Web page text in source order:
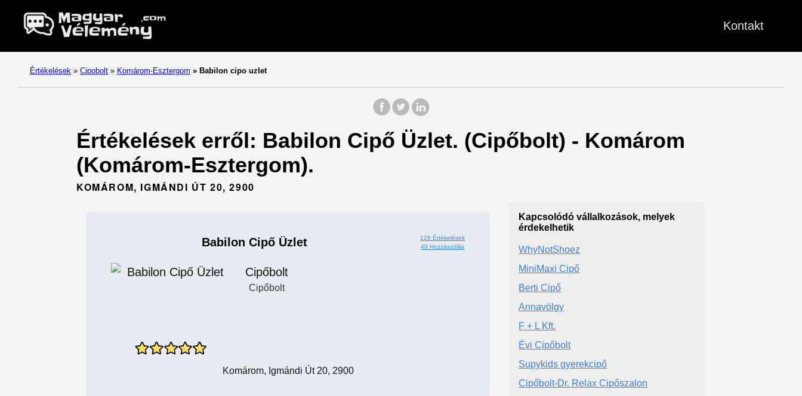
Kontakt
Értékelések » Cipobolt » Komárom-Esztergom » Babilon cipo uzlet
Értékelések erről: Babilon Cipő Üzlet. (Cipőbolt) - Komárom
(Komárom-Esztergom).
KOMÁROM, IGMÁNDI ÚT 20, 2900
Babilon Cipő Üzlet
126 Értékelések
49 Hozzászólás
Cipőbolt
Cipőbolt
Komárom, Igmándi Út 20, 2900
Kapcsolódó vállalkozások, melyek
érdekelhetik
WhyNotShoez
MiniMaxi Cipő
Berti Cipő
Annavölgy
F + L Kft.
Évi Cipőbolt
Supykids gyerekcipő
Cipőbolt-Dr. Relax Cipőszalon